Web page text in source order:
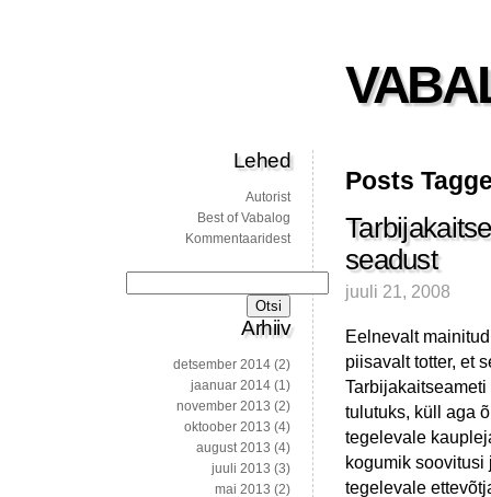
Posts
seadust
juuli 21, 2008
Eelnevalt
piisavalt totter, et
tulutuks, küll aga
tegelevale
kogumik
tegelevale
Lehed
Autorist
Best of Vabalog
Kommentaaridest
Arhiiv
detsember 2014 (2)
jaanuar 2014 (1)
november 2013 (2)
oktoober 2013 (4)
august 2013 (4)
juuli 2013 (3)
mai 2013 (2)